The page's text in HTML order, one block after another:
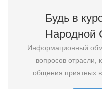
Будь в
Народной
Информационный
вопросов отрасли,
общения приятных